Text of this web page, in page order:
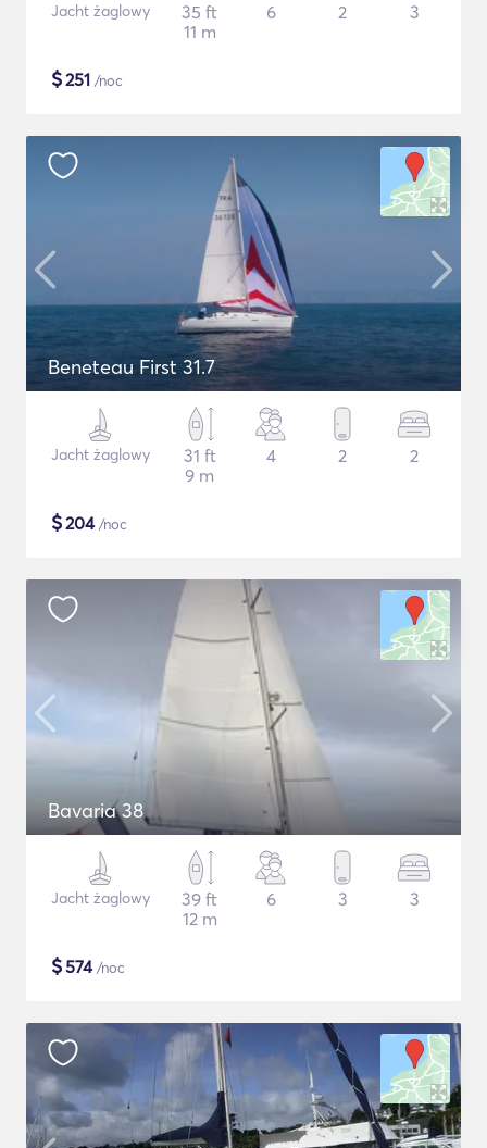
Jacht żaglowy
35 ft
11 m
6 2 3
$251 /noc
Beneteau First 31.7
Jacht żaglowy
31 ft
9 m
4 2 2
$204/noc
Bavaria 38
Jacht żaglowy
39 ft
12 m
6 3 3
$574/noc